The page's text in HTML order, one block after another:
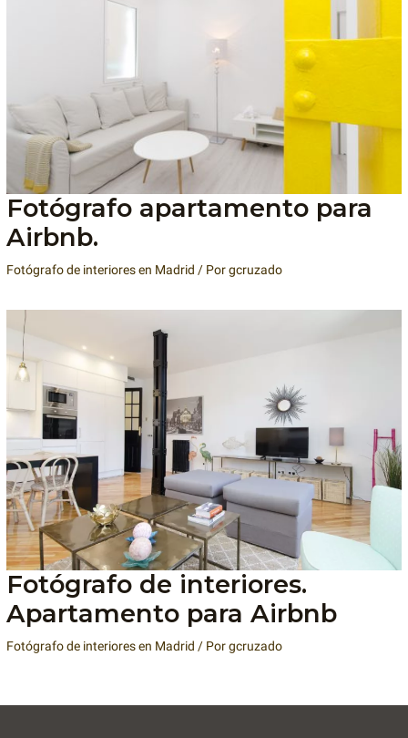
Fotógrafo apartamento para
Airbnb.
Fotógrafo de interiores en Madrid / Porgcruzado
Fotógrafo de interiores.
Apartamento para Airbnb
Fotógrafo de interiores en Madrid / Porgcruzado